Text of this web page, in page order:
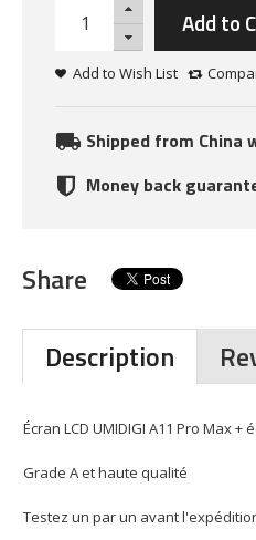
Add to
Add to Wish List
Shipped from China
Money back
Share
Description
Écran LCD UMIDIGI A11 Pro Max +
Grade A et haute qualité
Testez un par un avant